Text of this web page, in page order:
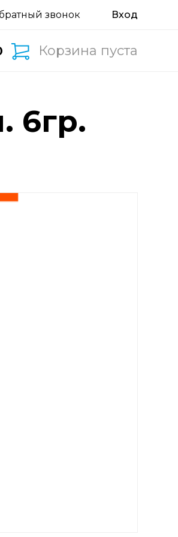
звонок
Корзина пуста
6гр.